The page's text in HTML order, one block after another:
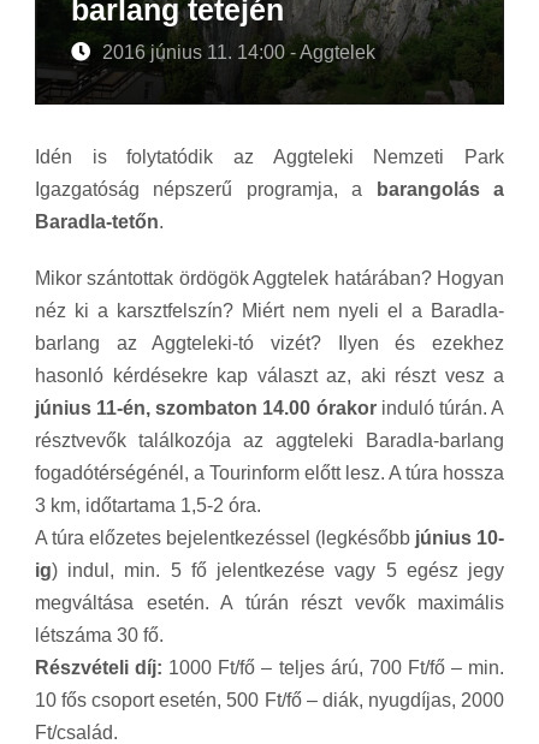
barlang tetején
2016 június 11. 14:00 - Aggtelek
Idén is folytatódik az Aggteleki Nemzeti Park
Igazgatóság népszerű programja, a barangolás a
Baradla-tetőn.
Mikor szántottak ördögök Aggtelek határában? Hogyan
néz ki a karsztfelszín? Miért nem nyeli el a Baradla-
barlang az Aggteleki-tó vizét? Ilyen és ezekhez
hasonló kérdésekre kap választ az, aki részt vesz a
június 11-én, szombaton 14.00 órakorinduló túrán. A
résztvevők találkozója az aggteleki Baradla-barlang
fogadótérségénél, a Tourinform előtt lesz. A túra hossza
3 km, időtartama 1,5-2 óra.
A túra előzetes bejelentkezéssel (legkésőbb június 10-
ig) indul, min. 5 fő jelentkezése vagy 5 egész jegy
megváltása esetén. A túrán részt vevők maximális
létszáma 30 fő.
Részvételi díj: 1000 Ft/fő – teljes árú, 700 Ft/fő – min.
10 fős csoport esetén, 500 Ft/fő – diák, nyugdíjas, 2000
Ft/család.